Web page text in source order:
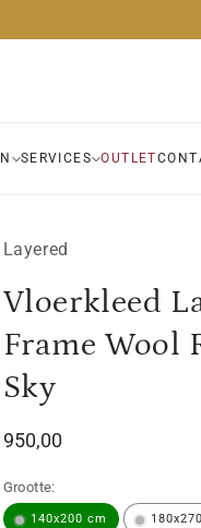
SERVICES OUTLET
Layered
Vloerkleed
Frame Wool
Sky
Normale
950,00
Grootte:
140x200 cm